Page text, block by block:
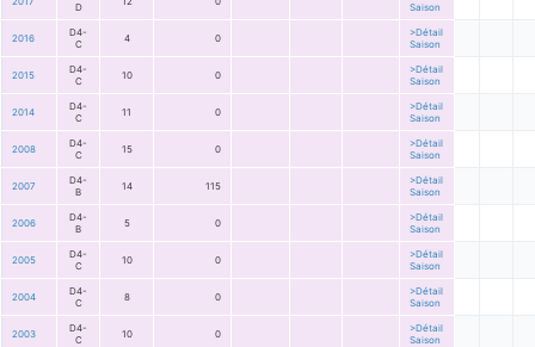
D
Saison
2016
D4-
C
4 0
>Détail
Saison
2015
D4-
C
10 0
>Détail
Saison
2014
D4-
C
11 0
>Détail
Saison
2008
D4-
C
15 0
>Détail
Saison
2007
D4-
B
14 115
>Détail
Saison
2006
D4-
B
5 0
>Détail
Saison
2005
D4-
C
10 0
>Détail
Saison
2004
D4-
C
8 0
>Détail
Saison
2003
D4-
C
10 0
>Détail
Saison